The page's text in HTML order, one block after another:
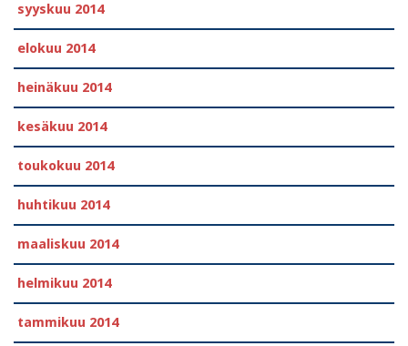
syyskuu 2014
elokuu 2014
heinäkuu 2014
kesäkuu 2014
toukokuu 2014
huhtikuu 2014
maaliskuu 2014
helmikuu 2014
tammikuu 2014